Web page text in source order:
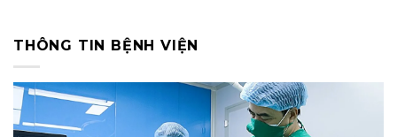
THÔNG TIN BỆNH VIỆN